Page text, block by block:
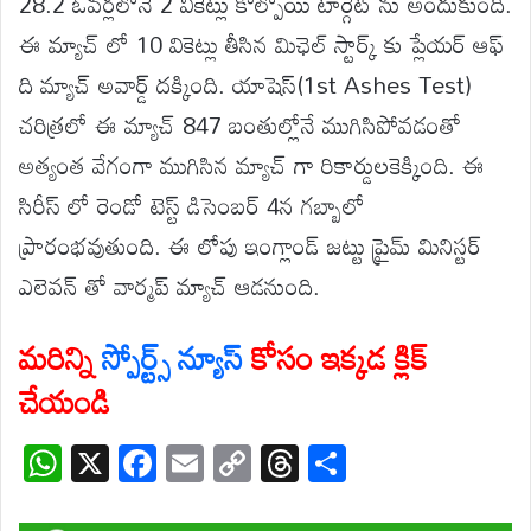
ఈ మ్యాచ్ లో 10 వికెట్లు తీసిన మిఛెల్ స్టార్క్ కు ప్లేయర్ ఆఫ్
ది మ్యాచ్ అవార్డ్ దక్కింది. యాషెస్(1st Ashes Test)
చరిత్రలో ఈ మ్యాచ్ 847 బంతుల్లోనే ముగిసిపోవడంతో
అత్యంత వేగంగా ముగిసిన మ్యాచ్ గా రికార్డులకెక్కింది. ఈ
సిరీస్ లో రెండో టెస్ట్ డిసెంబర్ 4న గబ్బాలో
ప్రారంభవుతుంది. ఈ లోపు ఇంగ్లాండ్ జట్టు ప్రైమ్ మినిస్టర్
ఎలెవన్ తో వార్మప్ మ్యాచ్ ఆడనుంది.
మరిన్నిస్పోర్ట్స్ న్యూస్కోసం ఇక్కడ క్లిక్
చేయండి
W
h
X F
ac
E
m
C
o
T
hr